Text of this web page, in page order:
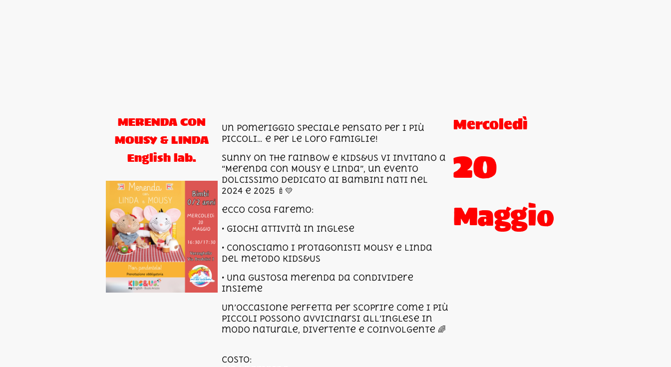
MERENDA CON
MOUSY & LINDA
English lab.
Un pomeriggio speciale pensato per i più
piccoli… e per le loro famiglie!
Sunny on the rainbow e Kids&Us vi invitano a
“Merenda con Mousy e Linda”, un evento
dolcissimo dedicato ai bambini nati nel
2024 e 2025 🍼💛
ecco cosa faremo:
• Giochi attività in inglese
• Conosciamo i protagonisti Mousy e Linda
del metodo Kids&Us
• Una gustosa merenda da condividere
insieme
Un’occasione perfetta per scoprire come i più
piccoli possono avvicinarsi all’inglese in
modo naturale, divertente e coinvolgente 🌈
Costo:
Mercoledì
20
Maggio